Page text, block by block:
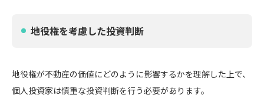
地役権を考慮した投資判断
地役権が不動産の価値にどのように影響するかを理解した上で、
個人投資家は慎重な投資判断を行う必要があります。